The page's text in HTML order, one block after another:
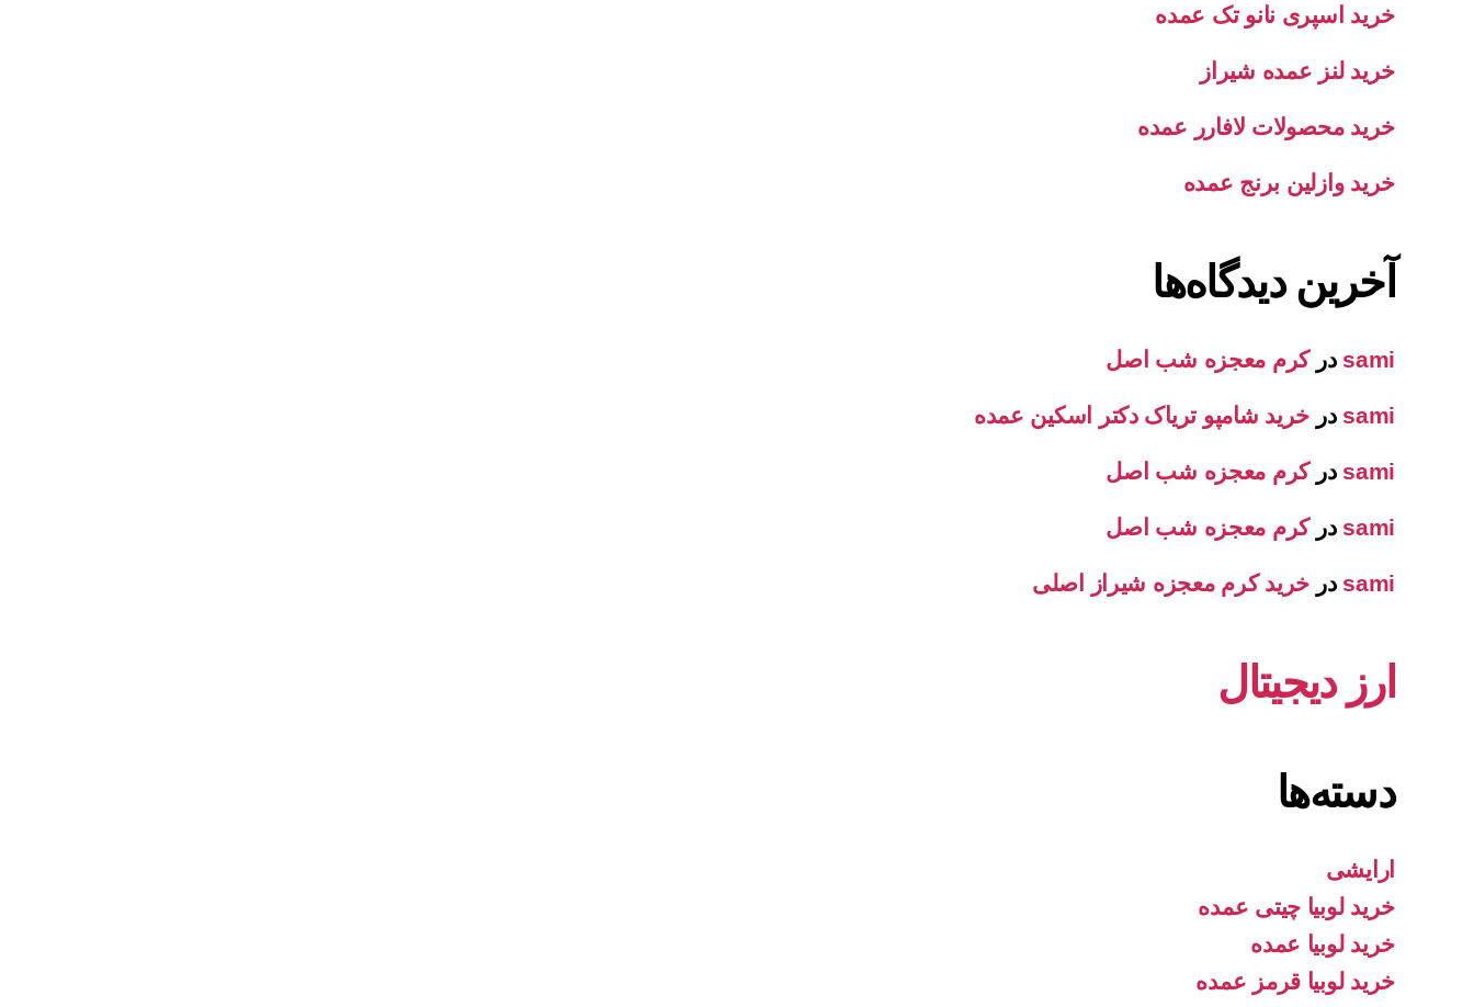
خرید اسپری نانو تک عمده
خرید لنز عمده شیراز
خرید محصولات لافارر عمده
خرید وازلین برنج عمده
آخرین دیدگاه‌ها
sami درکرم معجزه شب اصل
sami در خرید شامپو تریاک دکتر اسکین عمده
sami درکرم معجزه شب اصل
sami درکرم معجزه شب اصل
sami در خرید کرم معجزه شیراز اصلی
ارز دیجیتال
دسته‌ها
ارایشی
خرید لوبیا چیتی عمده
خرید لوبیا عمده
خرید لوبیا قرمز عمده